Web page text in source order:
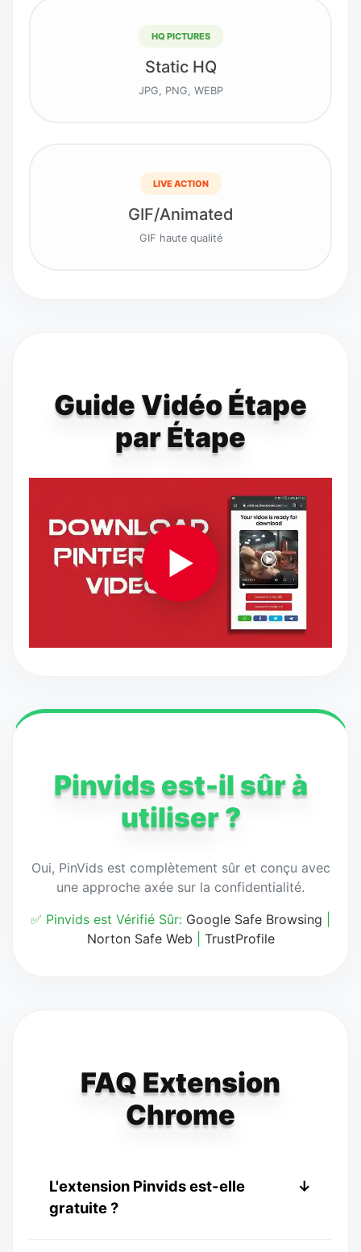
HQ PICTURES
Static HQ
JPG, PNG, WEBP
LIVE ACTION
GIF/Animated
GIF haute qualité
Guide Vidéo Étape
par Étape
▶
Pinvids est-il sûr à
utiliser ?
Oui, PinVids est complètement sûr et conçu avec
une approche axée sur la confidentialité.
✅ Pinvids est Vérifié Sûr: Google Safe Browsing
Norton Safe Web
TrustProfile
FAQ Extension
Chrome
L'extension Pinvids est-elle
gratuite ?
↓